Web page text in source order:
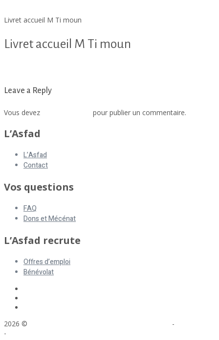
Livret accueil M Ti moun
Livret accueil M Ti moun
Leave a Reply
Vous devez pour publier un commentaire.
L’Asfad
L’Asfad
Contact
Vos questions
FAQ
Dons et Mécénat
L’Asfad recrute
Offres d’emploi
Bénévolat
2026 © -
-